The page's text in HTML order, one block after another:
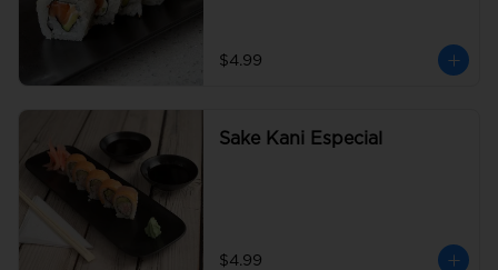
$4.99
Sake Kani Especial
$4.99